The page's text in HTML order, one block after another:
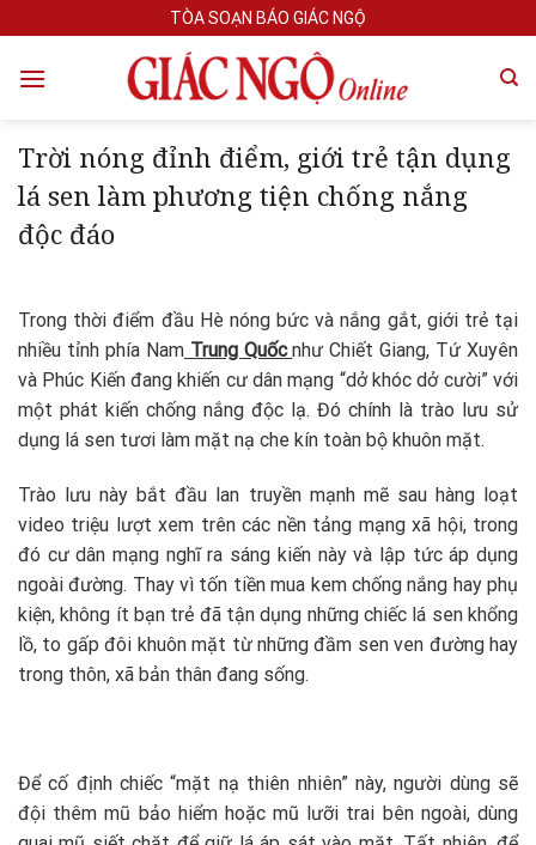
to
content
TÒA SOẠN BÁO GIÁC NGỘ
Trời nóng đỉnh điểm, giới trẻ tận dụng
lá sen làm phương tiện chống nắng
độc đáo
Trong thời điểm đầu Hè nóng bức và nắng gắt, giới trẻ tại
nhiều tỉnh phía NamTrung Quốcnhư Chiết Giang, Tứ Xuyên
và Phúc Kiến đang khiến cư dân mạng “dở khóc dở cười” với
một phát kiến chống nắng độc lạ. Đó chính là trào lưu sử
dụng lá sen tươi làm mặt nạ che kín toàn bộ khuôn mặt.
Trào lưu này bắt đầu lan truyền mạnh mẽ sau hàng loạt
video triệu lượt xem trên các nền tảng mạng xã hội, trong
đó cư dân mạng nghĩ ra sáng kiến này và lập tức áp dụng
ngoài đường. Thay vì tốn tiền mua kem chống nắng hay phụ
kiện, không ít bạn trẻ đã tận dụng những chiếc lá sen khổng
lồ, to gấp đôi khuôn mặt từ những đầm sen ven đường hay
trong thôn, xã bản thân đang sống.
Để cố định chiếc “mặt nạ thiên nhiên” này, người dùng sẽ
đội thêm mũ bảo hiểm hoặc mũ lưỡi trai bên ngoài, dùng